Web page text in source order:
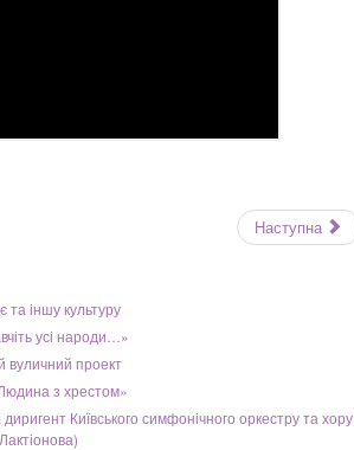
Наступна
та іншу культуру
усі народи…»
проект
з хрестом»
Київського симфонічного оркестру та хору